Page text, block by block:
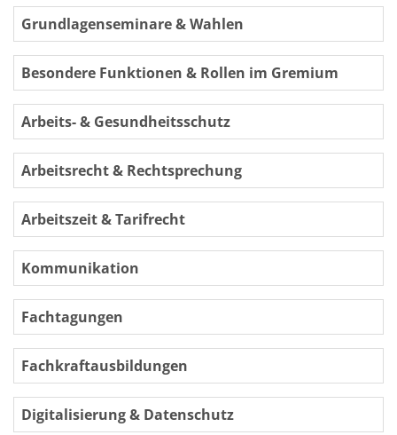
Grundlagenseminare & Wahlen
Besondere Funktionen & Rollen im Gremium
Arbeits- & Gesundheitsschutz
Arbeitsrecht & Rechtsprechung
Arbeitszeit & Tarifrecht
Kommunikation
Fachtagungen
Fachkraftausbildungen
Digitalisierung & Datenschutz